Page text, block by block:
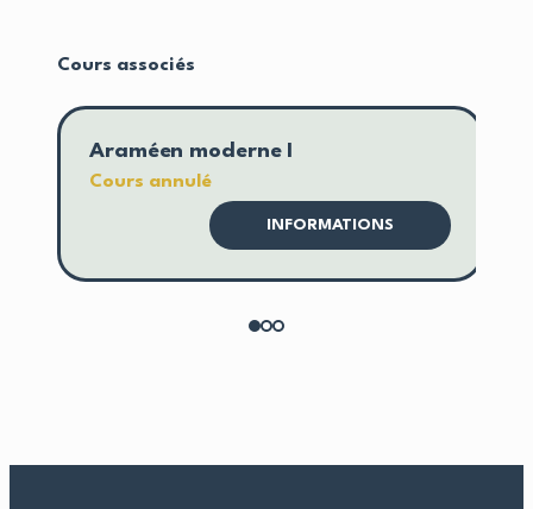
Cours associés
Araméen moderne I
Cours annulé
INFORMATIONS